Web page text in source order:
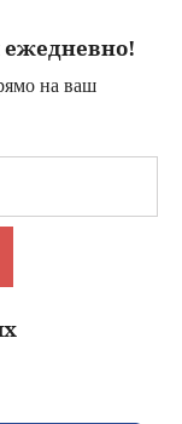
ежедневно!
на ваш